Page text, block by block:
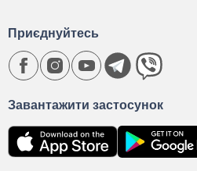
Завантажити застосунок
Приєднуйтесь